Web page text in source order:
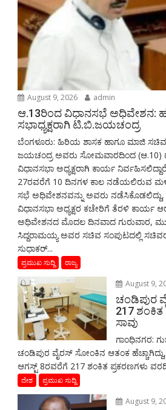
August 9, 2026 admin
ಆ.13ರಿಂದ ವಿಧಾನಸಭೆ ಅಧಿವೇಶನ:
ಸಭಾಧ್ಯಕ್ಷರಾಗಿ ಟಿ.ಬಿ.ಜಯಚಂದ್ರ
ಬೆಂಗಳೂರು: ಹಿರಿಯ ಶಾಸಕ ಹಾಗೂ ಮಾಜಿ
ಜಯಚಂದ್ರ ಅವರು ಸೋಮವಾರದಿಂದ (ಆ.10)
ವಿಧಾನಸಭಾ ಅಧ್ಯಕ್ಷರಾಗಿ ಕಾರ್ಯ
27ರವರೆಗೆ 10 ದಿನಗಳ ಕಾಲ ನಡೆಯಲಿರುವ
ಸಭೆ ಅಧಿವೇಶನವನ್ನು ಅವರು
ವಿಧಾನಸಭಾ ಅಧ್ಯಕ್ಷರ ಕಚೇರಿಗೆ ತೆರಳಿ ಕಾರ್ಯ
ಅಧಿವೇಶನದ ಮೊದಲ ದಿನವಾದ ಗುರುವಾರ,
ಸಿದ್ದರಾಮಯ್ಯ ಅವರ ಸಚಿವ ಸಂಪುಟದಲ್ಲಿ
ಸುಧಾಕರ್...
ಪ್ರಮುಖ ಸುದ್ದಿ ರಾಜ್ಯ
August 9,
ಚಂಡಿಪುರ
217 ಶಂಕಿತ
ಸಾವು
ಗಾಂಧಿನಗರ:
ಚಂಡಿಪುರ ವೈರಸ್ ಸೋಂಕಿನ ಆತಂಕ
ಆಗಸ್ಟ್ 8ರವರೆಗೆ 217 ಶಂಕಿತ ಪ್ರಕರಣಗಳು
ದೇಶ ಪ್ರಮುಖ ಸುದ್ದಿ
August 9,